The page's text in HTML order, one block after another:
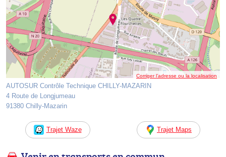
Corriger l’adresse ou la localisation
AUTOSUR Contrôle Technique CHILLY-MAZARIN
4 Route de Longjumeau
91380 Chilly-Mazarin
Trajet Waze Trajet Maps